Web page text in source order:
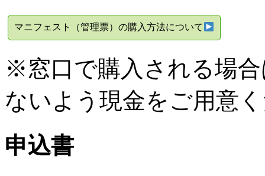
マニフェスト（管理票）の購入方法について
※窓口で購入される場
ないよう現金をご用意
申込書